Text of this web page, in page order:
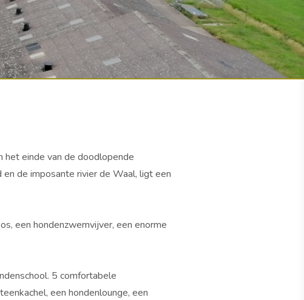
het einde van de doodlopende
de imposante rivier de Waal, ligt een
een hondenzwemvijver, een enorme
5 comfortabele
een hondenlounge, een